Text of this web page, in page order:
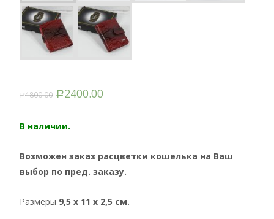
Р4800.00 Р2400.00
В наличии.
Возможен заказ расцветки кошелька на Ваш
выбор по пред. заказу.
Размеры 9,5 x 11 x 2,5 см.